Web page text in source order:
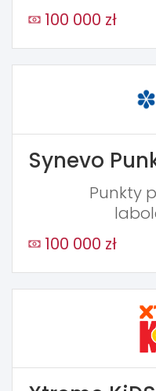
100 000 zł
Synevo
Punkty
100 000 zł